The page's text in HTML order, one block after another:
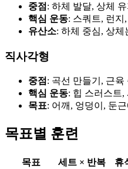
중점 : 하체 발달, 상체 유
핵심 운동: 스쿼트, 런지
유산소: 하체 중심, 상체
직사각형
중점 : 곡선 만들기, 근육
핵심 운동: 힙 스러스트,
목표: 어깨, 엉덩이, 둔
목표별 훈련
목표 세트 × 반복 휴